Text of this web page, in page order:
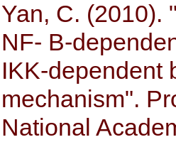
Yan, C. (2010).
NF- B-
IKK-dependent
mechanism".
National